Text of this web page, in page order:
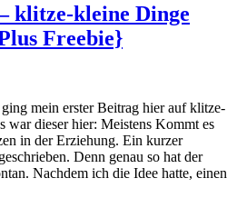
klitze-kleine Dinge
Freebie}
mein erster Beitrag hier auf klitze-
war dieser hier: Meistens Kommt es
in der Erziehung. Ein kurzer
Denn genau so hat der
Nachdem ich die Idee hatte, einen